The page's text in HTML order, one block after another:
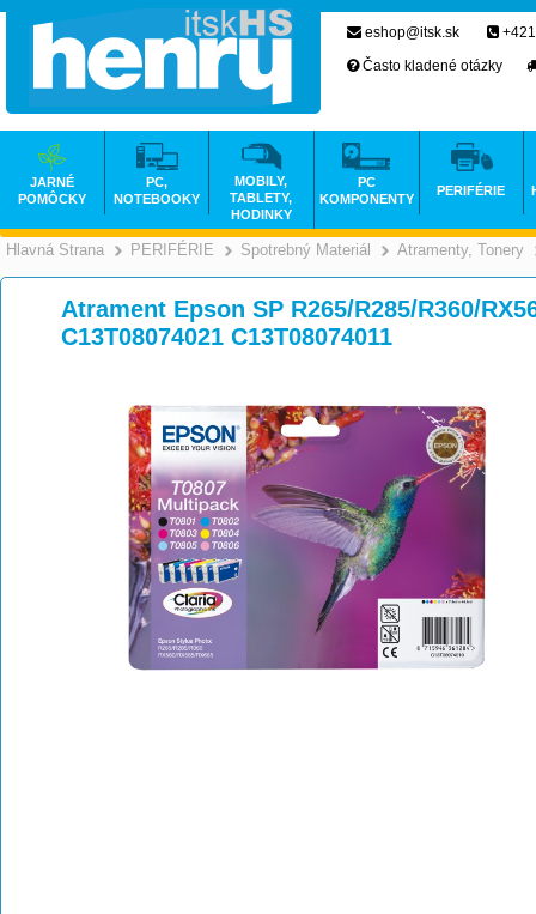
Hlavná Strana >
PERIFÉRIE >
Spotrebný Materiál >
Atramenty, Tonery
Atrament Epson SP R265/R285/R360/
C13T08074021 C13T08074011
eshop@itsk.sk
Často kladené otázky
JARNÉ
POMÔCKY
PC,
NOTEBOOKY
MOBILY,
TABLETY,
HODINKY
PC
KOMPONENTY
PERIFÉRIE